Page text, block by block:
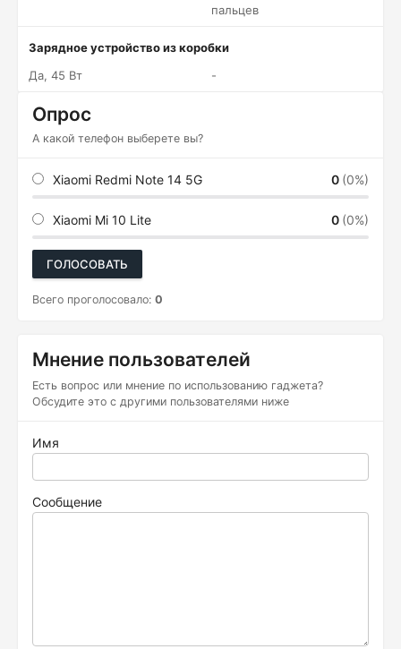
пальцев
Зарядное устройство из коробки
Да, 45 Вт
-
Опрос
А какой телефон выберете вы?
Xiaomi Redmi Note 14 5G 0 (0%)
Xiaomi Mi 10 Lite 0 (0%)
ГОЛОСОВАТЬ
Всего проголосовало: 0
Мнение пользователей
Есть вопрос или мнение по использованию гаджета?
Обсудите это с другими пользователями ниже
Имя
Сообщение